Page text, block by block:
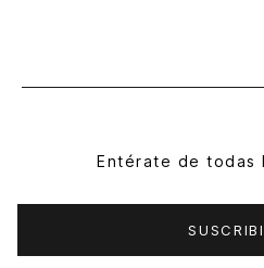
Entérate de todas